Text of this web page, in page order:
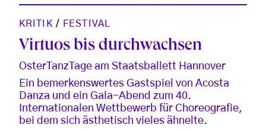
KRITIK / FESTIVAL
Virtuos bis durchwachsen
OsterTanzTage am Staatsballett Hannover
Ein bemerkenswertes Gastspiel von Acosta
Danza und ein Gala-Abend zum 40.
Internationalen Wettbewerb für Choreografie,
bei dem sich ästhetisch vieles ähnelte.